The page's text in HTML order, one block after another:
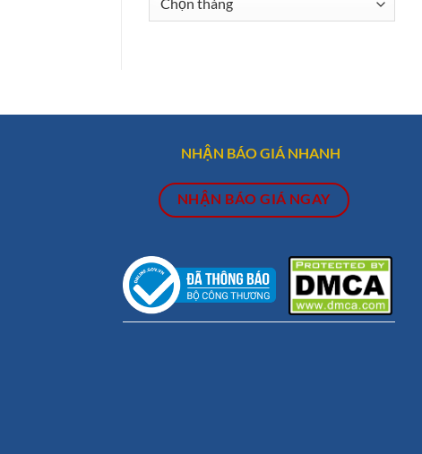
trữ
NHẬN BÁO GIÁ NHANH
NHẬN BÁO GIÁ NGAY